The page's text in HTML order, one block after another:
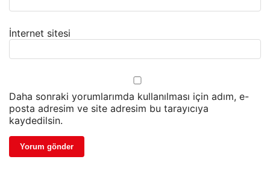
İnternet sitesi
Daha sonraki yorumlarımda kullanılması için adım, e-
posta adresim ve site adresim bu tarayıcıya
kaydedilsin.